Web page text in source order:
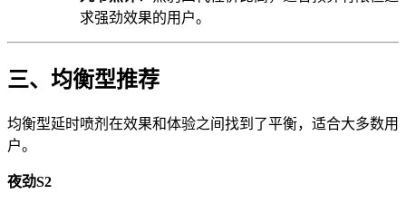
求强劲效果的用户。
三、均衡型推荐
均衡型延时喷剂在效果和体验之间找到了平衡，适合大多数用
户。
夜劲S2